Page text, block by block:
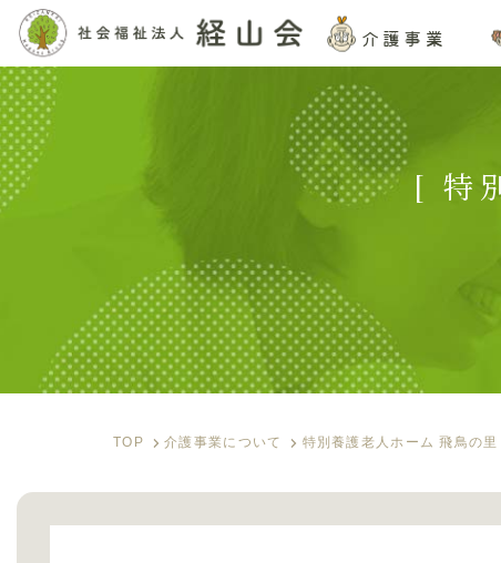
介護事業
[ 特
TOP 介護事業について 特別養護老人ホーム 飛鳥の里